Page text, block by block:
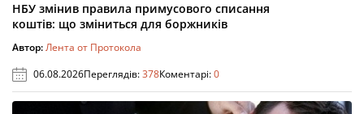
НБУ змінив правила примусового списання
коштів: що зміниться для боржників
Автор:Лента от Протокола
06.08.2026Переглядів:378Коментарі:0